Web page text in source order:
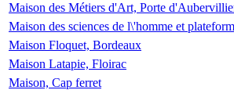
Maison des Métiers d'Art, Porte
Maison des sciences de l\'homme et
Maison Floquet, Bordeaux
Maison Latapie, Floirac
Maison, Cap ferret